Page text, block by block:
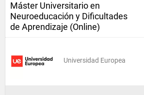
Máster Universitario en
Neuroeducación y Dificultades
de Aprendizaje (Online)
Universidad Europea